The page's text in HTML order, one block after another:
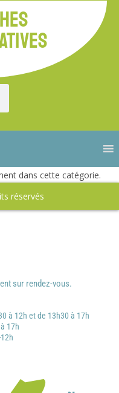
dans cette catégorie.
réservés
sur rendez-vous.
à 12h et de 13h30 à 17h
17h